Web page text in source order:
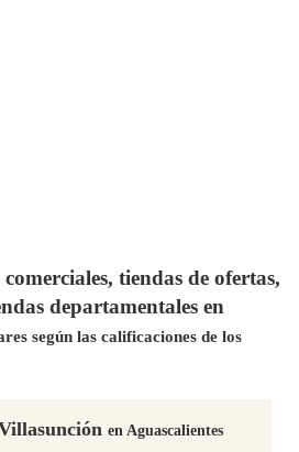
tiendas de ofertas,
departamentales en
según las calificaciones de los
en Aguascalientes